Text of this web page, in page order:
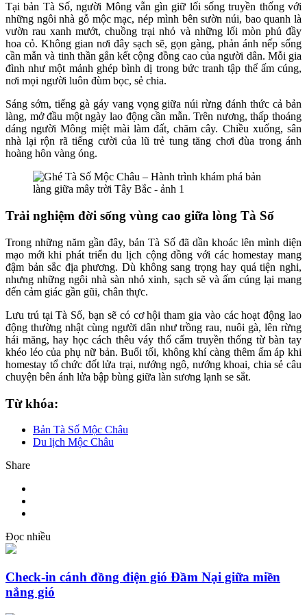
Tại bản Tà Số, người Mông vẫn gìn giữ lối sống truyền thống với
những ngôi nhà gỗ mộc mạc, nép mình bên sườn núi, bao quanh là
vườn rau xanh mướt, chuồng trại nhỏ và những lối mòn phủ đầy
hoa cỏ. Không gian nơi đây sạch sẽ, gọn gàng, phản ánh nếp sống
cần mẫn và tinh thần gắn kết cộng đồng cao của người dân. Mỗi gia
đình như một mảnh ghép bình dị trong bức tranh tập thể ấm cúng,
nơi mọi người luôn đùm bọc, sẻ chia.
Sáng sớm, tiếng gà gáy vang vọng giữa núi rừng đánh thức cả bản
làng, mở đầu một ngày lao động cần mẫn. Trên nương, thấp thoáng
dáng người Mông miệt mài làm đất, chăm cây. Chiều xuống, sân
nhà lại rộn rã tiếng cười của lũ trẻ tung tăng chơi đùa trong ánh
hoàng hôn vàng óng.
Trải nghiệm đời sống vùng cao giữa lòng Tà Số
Trong những năm gần đây, bản Tà Số đã dần khoác lên mình diện
mạo mới khi phát triển du lịch cộng đồng với các homestay mang
đậm bản sắc địa phương. Dù không sang trọng hay quá tiện nghi,
nhưng những ngôi nhà sàn nhỏ xinh, sạch sẽ và ấm cúng lại mang
đến cảm giác gần gũi, chân thực.
Lưu trú tại Tà Số, bạn sẽ có cơ hội tham gia vào các hoạt động lao
động thường nhật cùng người dân như trồng rau, nuôi gà, lên rừng
hái măng, hay học cách thêu váy thổ cẩm truyền thống từ bàn tay
khéo léo của phụ nữ bản. Buổi tối, không khí càng thêm ấm áp khi
homestay tổ chức đốt lửa trại, nướng ngô, nướng khoai, chia sẻ câu
chuyện bên ánh lửa bập bùng giữa làn sương lạnh se sắt.
Từ khóa:
Bản Tà Số Mộc Châu
Du lịch Mộc Châu
Share
Đọc nhiều
Check-in cánh đồng điện gió Đầm Nại giữa miền
nắng gió